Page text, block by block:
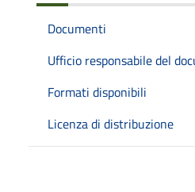
Documenti
Ufficio responsabile del
Formati disponibili
Licenza di distribuzione